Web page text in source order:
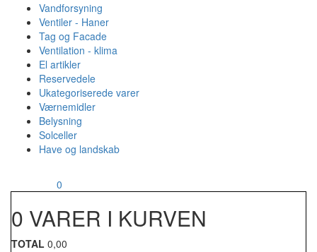
Vandforsyning
Ventiler - Haner
Tag og Facade
Ventilation - klima
El artikler
Reservedele
Ukategoriserede varer
Værnemidler
Belysning
Solceller
Have og landskab
0
0 VARER I KURVEN
TOTAL 0,00